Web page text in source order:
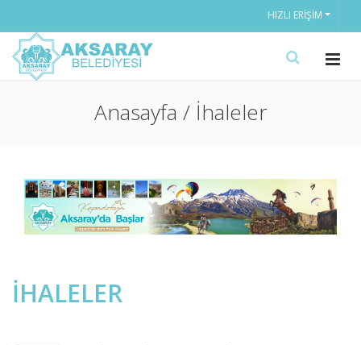
HIZLI ERIŞIM
Anasayfa / İhaleler
İHALELER